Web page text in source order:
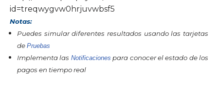
id=treqwygvw0hrjuvwbsf5
Notas:
Puedes simular diferentes resultados usando las tarjetas
de Pruebas
Implementa las Notificaciones para conocer el estado de los
pagos en tiempo real